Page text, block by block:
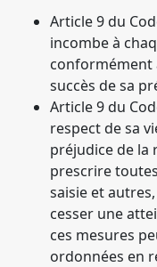
Article 9 du
incombe à
conformément
succès de sa
Article 9 du
respect de sa
préjudice de la
prescrire
saisie et
cesser une
ces mesures
ordonnées en